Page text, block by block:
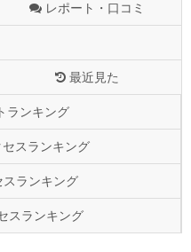
レポート・口コミ
最近見た
ランキング
スランキング
スランキング
スランキング